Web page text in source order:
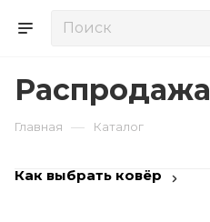
Распродажа
Главная — Каталог
Как выбрать ковёр